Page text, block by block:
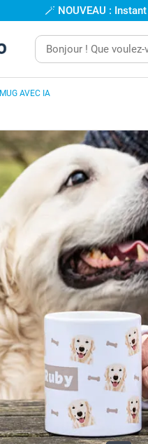
🪄 NOUVEAU :
MUG AVEC IA